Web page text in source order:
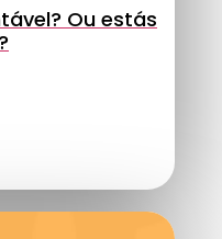
Ou estás